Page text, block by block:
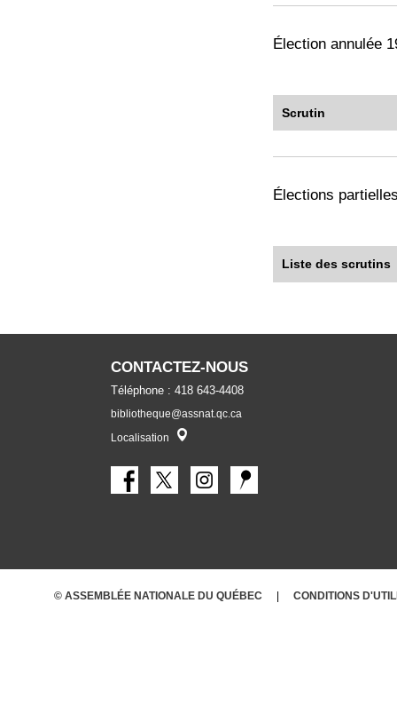
Élection annulée
Scrutin
Élections
Liste des scrutins
CONTACTEZ-NOUS
Téléphone : 418 643-4408
bibliotheque@assnat.qc.ca
Localisation
© ASSEMBLÉE NATIONALE DU QUÉBEC CONDITIONS